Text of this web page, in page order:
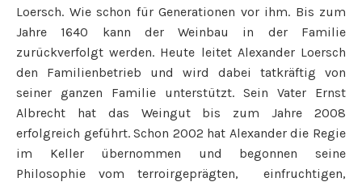
Loersch. Wie schon für Generationen vor ihm. Bis zum
Jahre 1640 kann der Weinbau in der Familie
zurückverfolgt werden. Heute leitet Alexander Loersch
den Familienbetrieb und wird dabei tatkräftig von
seiner ganzen Familie unterstützt. Sein Vater Ernst
Albrecht hat das Weingut bis zum Jahre 2008
erfolgreich geführt. Schon 2002 hat Alexander die Regie
im Keller übernommen und begonnen seine
Philosophie vom terroirgeprägten, einfruchtigen,